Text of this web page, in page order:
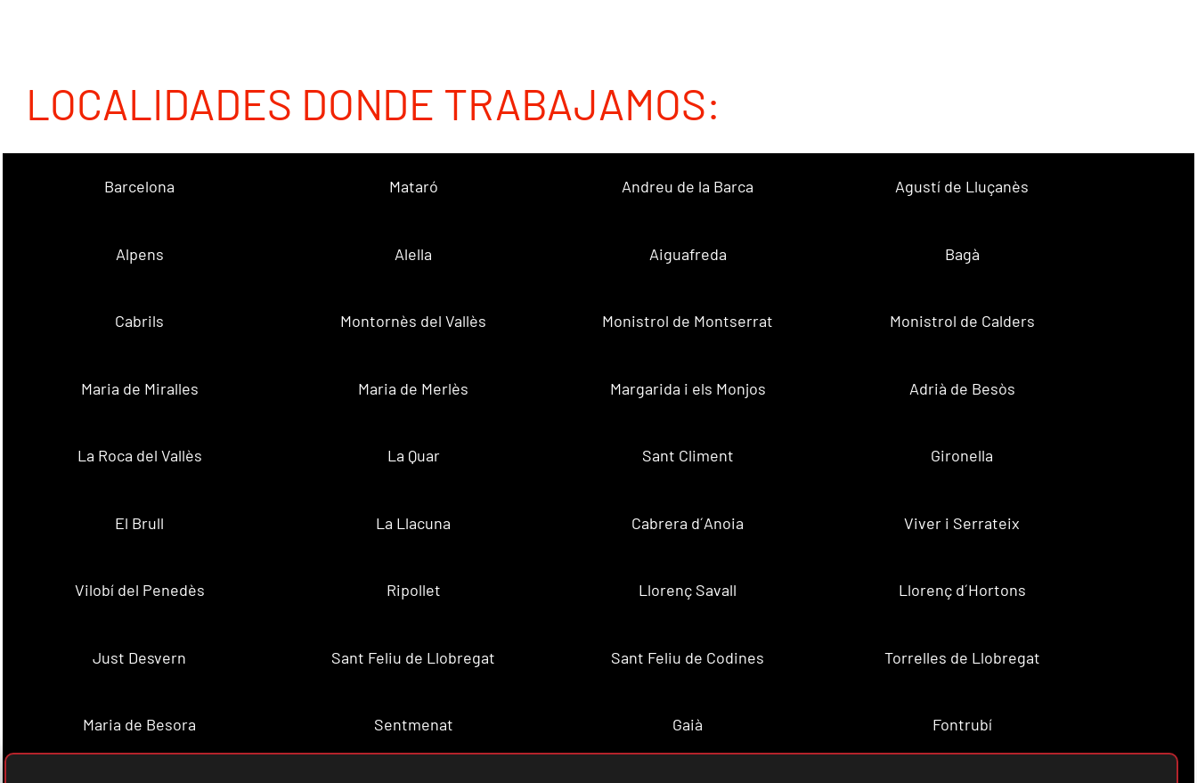
LOCALIDADES DONDE TRABAJAMOS:
Barcelona Mataró Andreu de la Barca Agustí de Lluçanès
Alpens Alella Aiguafreda Bagà
Cabrils Montornès del Vallès Monistrol de Montserrat Monistrol de Calders
Maria de Miralles Maria de Merlès Margarida i els Monjos Adrià de Besòs
La Roca del Vallès La Quar Sant Climent Gironella
El Brull La Llacuna Cabrera d´Anoia Viver i Serrateix
Vilobí del Penedès Ripollet Llorenç Savall Llorenç d´Hortons
Just Desvern Sant Feliu de Llobregat Sant Feliu de Codines Torrelles de Llobregat
Maria de Besora Sentmenat Gaià Fontrubí